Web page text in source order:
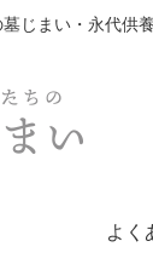
じまい・永代供
よく